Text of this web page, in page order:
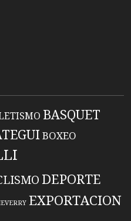
BASQUET
BOXEO
DEPORTE
EXPORTACION